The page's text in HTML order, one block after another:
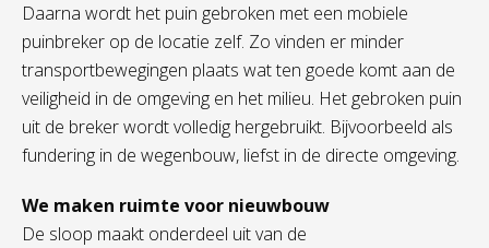
Daarna wordt het puin gebroken met een mobiele
puinbreker op de locatie zelf. Zo vinden er minder
transportbewegingen plaats wat ten goede komt aan de
veiligheid in de omgeving en het milieu. Het gebroken puin
uit de breker wordt volledig hergebruikt. Bijvoorbeeld als
fundering in de wegenbouw, liefst in de directe omgeving.
We maken ruimte voor nieuwbouw
De sloop maakt onderdeel uit van de